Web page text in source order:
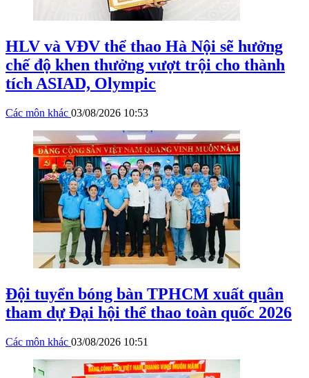
HLV và VĐV thể thao Hà Nội sẽ hưởng
chế độ khen thưởng vượt trội cho thành
tích ASIAD, Olympic
Các môn khác 03/08/2026 10:53
Đội tuyển bóng bàn TPHCM xuất quân
tham dự Đại hội thể thao toàn quốc 2026
Các môn khác 03/08/2026 10:51